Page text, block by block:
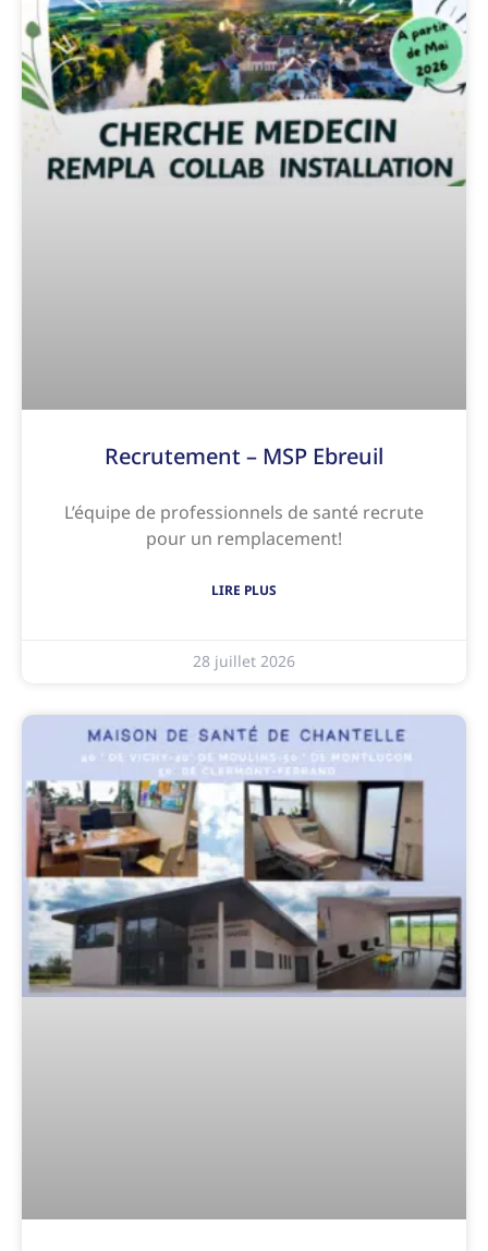
Recrutement – MSP Ebreuil
L’équipe de professionnels de santé recrute
pour un remplacement!
LIRE PLUS
28 juillet 2026